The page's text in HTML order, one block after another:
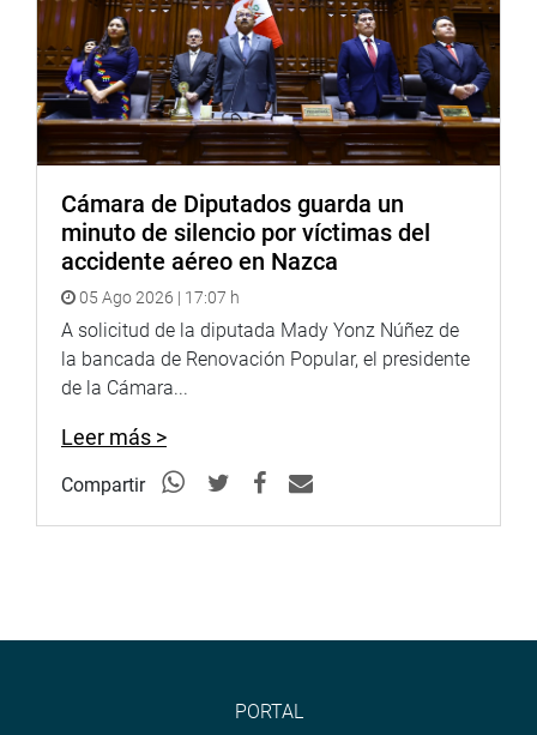
modifica diversos artículos de la Ley N.° 27933, Ley del
Sistema Nacional de Seguridad Ciudadana; el Decreto
Legislativo 1458, que estableció sanciones frente al
incumplimiento de disposiciones emitidas durante la
emergencia sanitaria nacional por la COVID-19, entre
otros.
OFICINA DE COMUNICACIONES E IMAGEN
INSTITUCIONAL
Cámara de Diputados guarda un
minuto de silencio por víctimas del
accidente aéreo en Nazca
05 Ago 2026 | 17:07 h
A solicitud de la diputada Mady Yonz Núñez de
la bancada de Renovación Popular, el presidente
de la Cámara...
Leer más >
Compartir
PORTAL